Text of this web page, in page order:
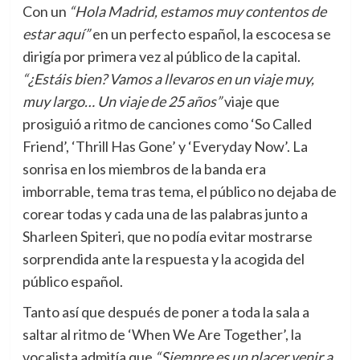
Con un “Hola Madrid, estamos muy contentos de
estar aquí”en un perfecto español, la escocesa se
dirigía por primera vez al público de la capital.
“¿Estáis bien? Vamos a llevaros en un viaje muy,
muy largo… Un viaje de 25 años”viaje que
prosiguió a ritmo de canciones como ‘So Called
Friend’, ‘Thrill Has Gone’ y ‘Everyday Now’. La
sonrisa en los miembros de la banda era
imborrable, tema tras tema, el público no dejaba de
corear todas y cada una de las palabras junto a
Sharleen Spiteri, que no podía evitar mostrarse
sorprendida ante la respuesta y la acogida del
público español.
Tanto así que después de poner a toda la sala a
saltar al ritmo de ‘When We Are Together’, la